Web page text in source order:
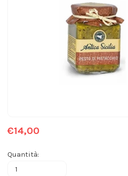
€14,00
Quantità: